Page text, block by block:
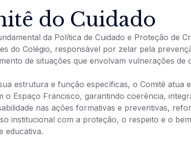
do Cuidado
da Política de Cuidado e Proteção de
do Colégio, responsável por zelar pela
de situações que envolvam vulnerações de
estrutura e função específicas, o Comitê atua
o Espaço Francisco, garantindo coerência,
nas ações formativas e preventivas,
institucional com a proteção, o respeito e o
educativa.